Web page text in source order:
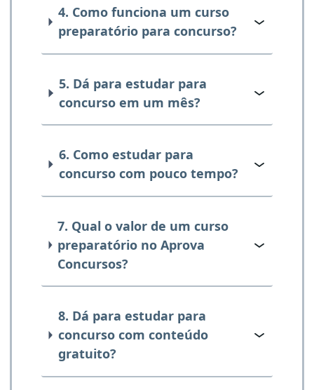
4. Como funciona um curso
preparatório para concurso?
5. Dá para estudar para
concurso em um mês?
6. Como estudar para
concurso com pouco tempo?
7. Qual o valor de um curso
preparatório no Aprova
Concursos?
8. Dá para estudar para
concurso com conteúdo
gratuito?